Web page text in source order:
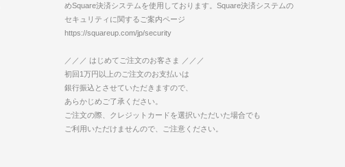
めSquare決済システムを使用しております。Square決済システムの
セキュリティに関するご案内ページ
https://squareup.com/jp/security
／／／ はじめてご注文のお客さま ／／／
初回1万円以上のご注文のお支払いは
銀行振込とさせていただきますので、
あらかじめご了承ください。
ご注文の際、クレジットカードを選択いただいた場合でも
ご利用いただけませんので、ご注意ください。